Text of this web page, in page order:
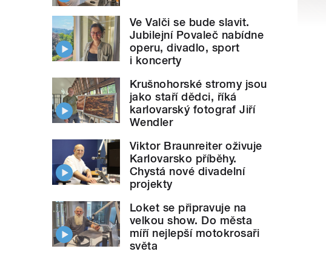
Ve Valči se bude slavit.
Jubilejní Povaleč nabídne
operu, divadlo, sport
i koncerty
Krušnohorské stromy jsou
jako staří dědci, říká
karlovarský fotograf Jiří
Wendler
Viktor Braunreiter oživuje
Karlovarsko příběhy.
Chystá nové divadelní
projekty
Loket se připravuje na
velkou show. Do města
míří nejlepší motokrosaři
světa